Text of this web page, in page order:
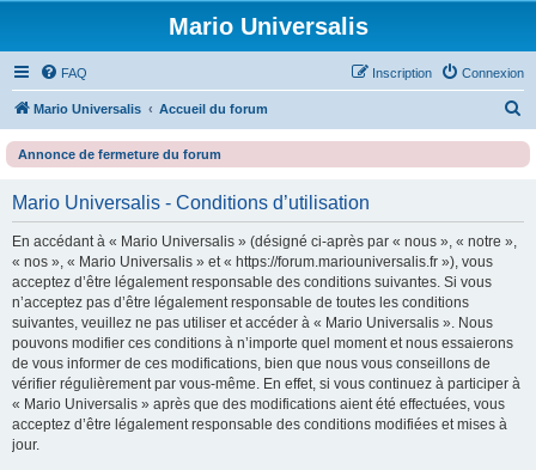
Mario Universalis
FAQ Connexion
Inscription
Mario Universalis Accueil du forum
c
e
Annonce de fermeture du forum
Mario Universalis - Conditions d’utilisation
En accédant à « Mario Universalis » (désigné ci-après par « nous », « notre »,
« nos », « Mario Universalis » et « https://forum.mariouniversalis.fr »), vous
acceptez d’être légalement responsable des conditions suivantes. Si vous
n’acceptez pas d’être légalement responsable de toutes les conditions
suivantes, veuillez ne pas utiliser et accéder à « Mario Universalis ». Nous
pouvons modifier ces conditions à n’importe quel moment et nous essaierons
de vous informer de ces modifications, bien que nous vous conseillons de
vérifier régulièrement par vous-même. En effet, si vous continuez à participer à
« Mario Universalis » après que des modifications aient été effectuées, vous
acceptez d’être légalement responsable des conditions modifiées et mises à
jour.